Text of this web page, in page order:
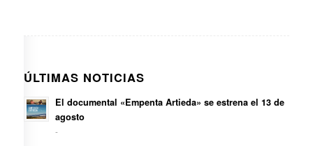
ÚLTIMAS NOTICIAS
El documental «Empenta Artieda» se estrena el 13 de
agosto
-